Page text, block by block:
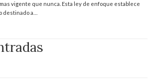
vigente que nunca. Esta ley de enfoque establece
destinado a…